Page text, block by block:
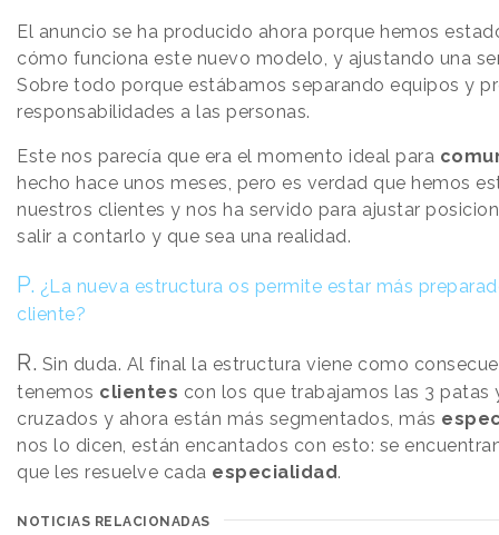
El anuncio se ha producido ahora porque hemos
cómo funciona este nuevo modelo, y ajustando una
Sobre todo porque estábamos separando equipos y
responsabilidades a las personas.
Este nos parecía que era el momento ideal para
hecho hace unos meses, pero es verdad que hemos
nuestros clientes y nos ha servido para ajustar
salir a contarlo y que sea una realidad.
P. ¿La nueva estructura os permite estar más
cliente?
R. Sin duda. Al final la estructura viene como
tenemos clientes con los que trabajamos las 3
cruzados y ahora están más segmentados, más
nos lo dicen, están encantados con esto: se
que les resuelve cada especialidad.
NOTICIAS RELACIONADAS